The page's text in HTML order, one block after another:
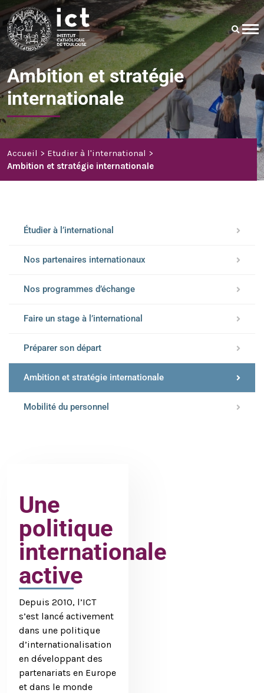
Accueil
Etudier à l'international
Ambition et stratégie internationale
Ambition et stratégie
internationale
Étudier à l’international
Nos partenaires internationaux
Nos programmes d’échange
Faire un stage à l’international
Préparer son départ
Ambition et stratégie internationale
Mobilité du personnel
Une
politique
internationale
active
Depuis 2010, l’ICT
s’est lancé activement
dans une politique
d’internationalisation
en développant des
partenariats en Europe
et dans le monde